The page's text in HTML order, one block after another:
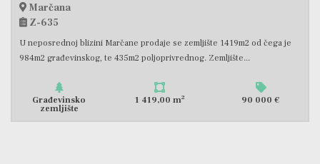
Marčana
U neposrednoj blizini Marčane prodaje se građevinsko zemljište
površine 966m2. Zemljište je pravilnog pravokutnog oblika,...
Građevinsko
zemljište
966,00 m